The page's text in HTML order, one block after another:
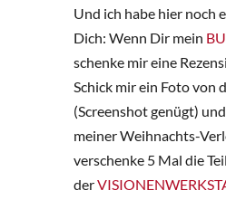
​​Und ich habe hier noch
Dich: Wenn Dir mein
schenke mir eine
Schick mir ein Foto von
(Screenshot genügt)
meiner Weihnachts-
verschenke 5 Mal die
der